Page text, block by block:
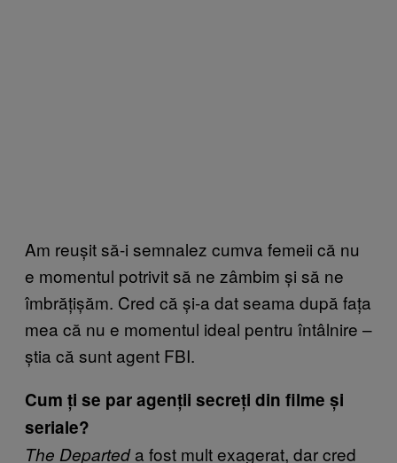
Am reușit să-i semnalez cumva femeii că nu
e momentul potrivit să ne zâmbim și să ne
îmbrățișăm. Cred că și-a dat seama după fața
mea că nu e momentul ideal pentru întâlnire –
știa că sunt agent FBI.
Cum ți se par agenții secreți din filme și
seriale?
The Departeda fost mult exagerat, dar cred